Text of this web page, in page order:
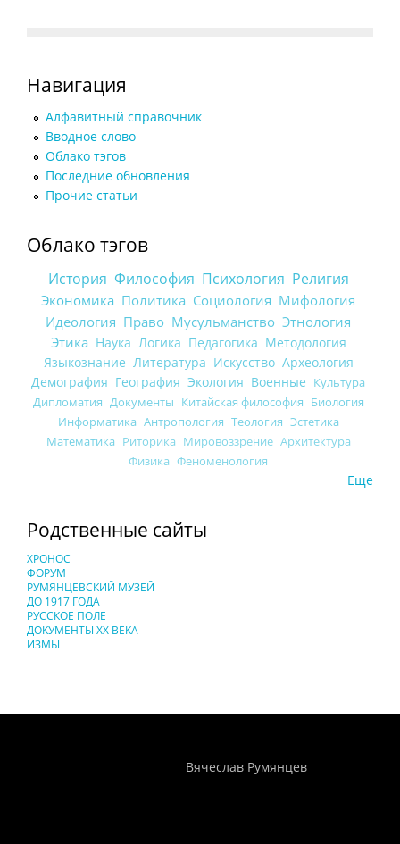
Навигация
Алфавитный справочник
Вводное слово
Облако тэгов
Последние обновления
Прочие статьи
Облако тэгов
История Философия Психология Религия
Экономика Политика Социология Мифология
Идеология Право Мусульманство Этнология
Этика Наука Логика Педагогика Методология
Языкознание Литература Искусство Археология
Демография География Экология Военные Культура
Дипломатия Документы Китайская философия Биология
Информатика Антропология Теология Эстетика
Математика Риторика Мировоззрение Архитектура
Физика Феноменология
Еще
Родственные сайты
ХРОНОС
ФОРУМ
РУМЯНЦЕВСКИЙ МУЗЕЙ
ДО 1917 ГОДА
РУССКОЕ ПОЛЕ
ДОКУМЕНТЫ XX ВЕКА
ИЗМЫ
Вячеслав Румянцев